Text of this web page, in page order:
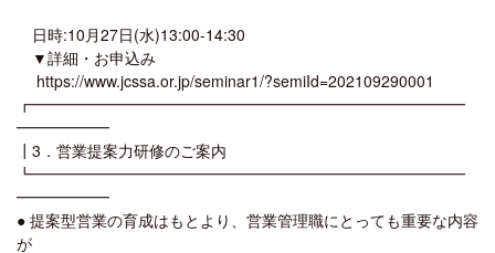
日時:10月27日(水)13:00-14:30
▼詳細・お申込み
https://www.jcssa.or.jp/seminar1/?semiId=202109290001
┏━━━━━━━━━━━━━━━━━━━━━━━━━━━━
━━━━━━
┃3．営業提案力研修のご案内
┗━━━━━━━━━━━━━━━━━━━━━━━━━━━━
━━━━━━
● 提案型営業の育成はもとより、営業管理職にとっても重要な内容
が